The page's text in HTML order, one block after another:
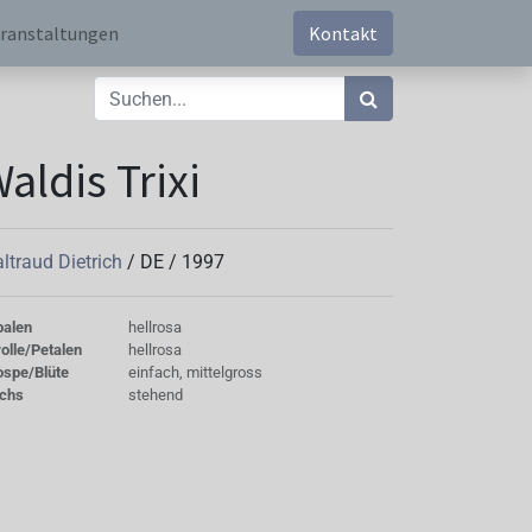
Kontakt
Trixi
Dietrich / DE / 1997
hellrosa
Petalen
hellrosa
Blüte
einfach, mittelgross
stehend